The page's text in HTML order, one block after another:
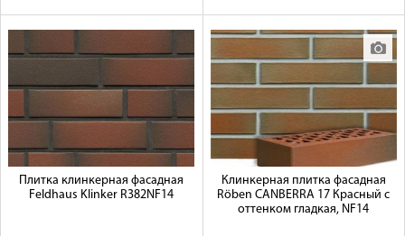
Плитка клинкерная фасадная
Feldhaus Klinker R382NF14
Клинкерная плитка фасадная
Röben CANBERRA 17 Красный с
оттенком гладкая, NF14